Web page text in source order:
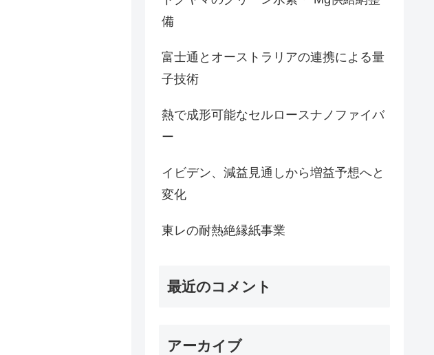
備
富士通とオーストラリアの連携による量
子技術
熱で成形可能なセルロースナノファイバ
ー
イビデン、減益見通しから増益予想へと
変化
東レの耐熱絶縁紙事業
最近のコメント
アーカイブ